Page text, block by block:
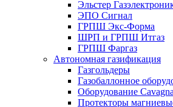
Эльстер
ЭПО Сигнал
ГРПШ Экс-Форма
ШРП и ГРПШ Итгаз
ГРПШ Фаргаз
Автономная газификация
Газгольдеры
Газобаллонное
Оборудование
Протекторы